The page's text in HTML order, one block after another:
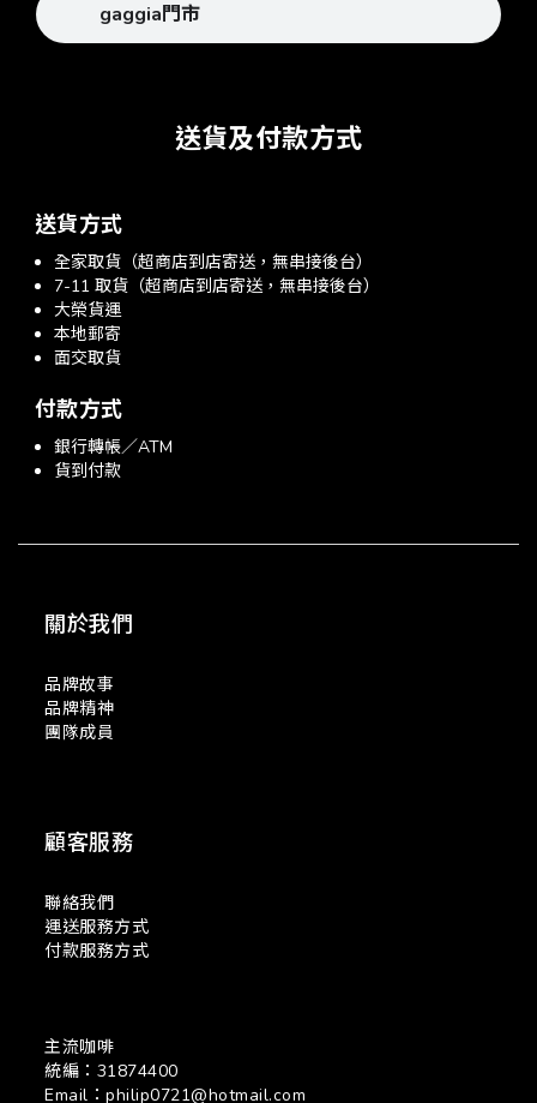
gaggia門市
送貨及付款方式
送貨方式
全家取貨（超商店到店寄送，無串接後台）
7-11 取貨（超商店到店寄送，無串接後台）
大榮貨運
本地郵寄
面交取貨
付款方式
銀行轉帳／ATM
貨到付款
關於我們
品牌故事
品牌精神
團隊成員
顧客服務
聯絡我們
運送服務方式
付款服務方式
主流咖啡
統編：31874400
Email：philip0721@hotmail.com